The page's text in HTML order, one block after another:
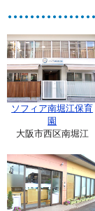
ソフィア南堀江保育
園
大阪市西区南堀江